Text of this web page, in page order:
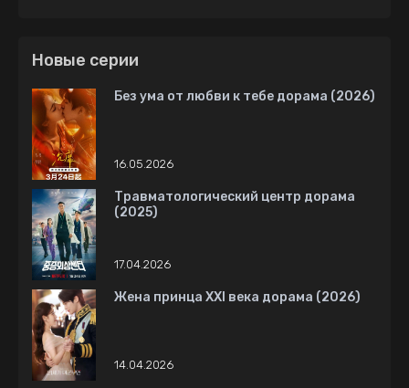
Новые серии
Без ума от любви к тебе дорама (2026)
16.05.2026
Травматологический центр дорама
(2025)
17.04.2026
Жена принца XXI века дорама (2026)
14.04.2026